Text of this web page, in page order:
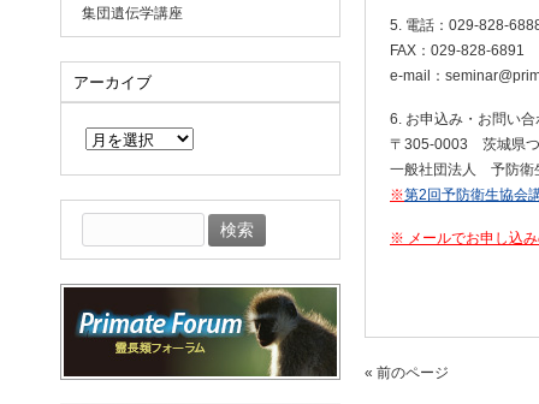
5. 電話：029-828-
FAX：029-828-6891
e-mail：
6. お申込み・お問い
〒305-0003 茨城県
一般社団法人 予防衛
※第2回予防衛生協会
※ メールでお申し込
« 前のページ
集団遺伝学講座
アーカイブ
イ
ブ
索: